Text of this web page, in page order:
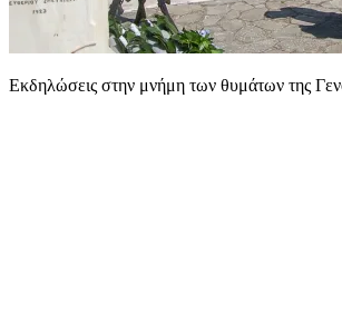
Εκδηλώσεις στην μνήμη των θυμάτων της